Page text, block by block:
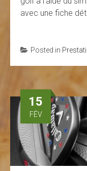
avec une fiche
Posted in
15
FÉV